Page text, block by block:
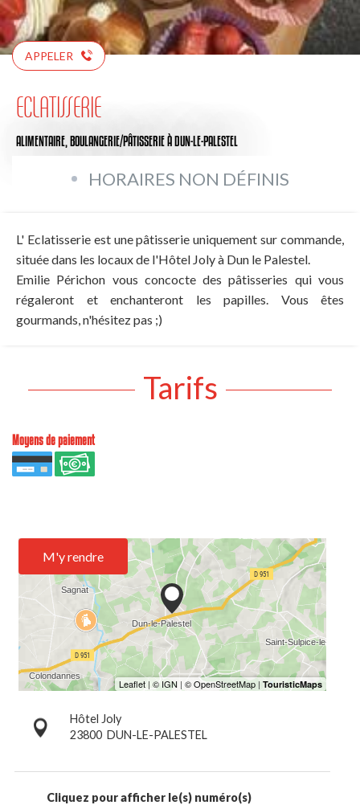
APPELER
ECLATISSERIE
ALIMENTAIRE, BOULANGERIE/PÂTISSERIEÀ DUN-LE-PALESTEL
HORAIRES NON DÉFINIS
L' Eclatisserie est une pâtisserie uniquement sur commande,
située dans les locaux de l'Hôtel Joly à Dun le Palestel.
Emilie Périchon vous concocte des pâtisseries qui vous
régaleront et enchanteront les papilles. Vous êtes
gourmands, n'hésitez pas ;)
Tarifs
Moyens de paiement
M'y rendre
Hôtel Joly
23800 DUN-LE-PALESTEL
Cliquez pour afficher le(s) numéro(s)